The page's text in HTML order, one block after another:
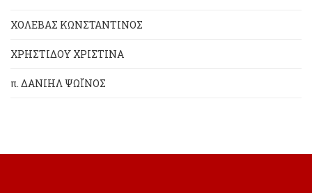
ΧΟΛΕΒΑΣ ΚΩΝΣΤΑΝΤΙΝΟΣ
ΧΡΗΣΤΙΔΟΥ ΧΡΙΣΤΙΝΑ
π. ΔΑΝΙΗΛ ΨΩΪΝΟΣ